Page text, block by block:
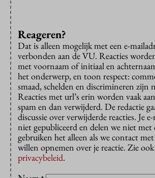
Reageren?
Dat is alleen mogelijk met een e-
verbonden aan de VU. Reacties
met voornaam of initiaal en
het onderwerp, en toon respect:
smaad, schelden en discrimineren zijn
Reacties met url’s erin worden vaak
spam en dan verwijderd. De redactie
discussie over verwijderde reacties. Je
niet gepubliceerd en delen we niet met
gebruiken het alleen als we contact
willen opnemen over je reactie. Zie
privacybeleid.